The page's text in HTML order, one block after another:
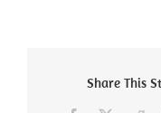
Share This